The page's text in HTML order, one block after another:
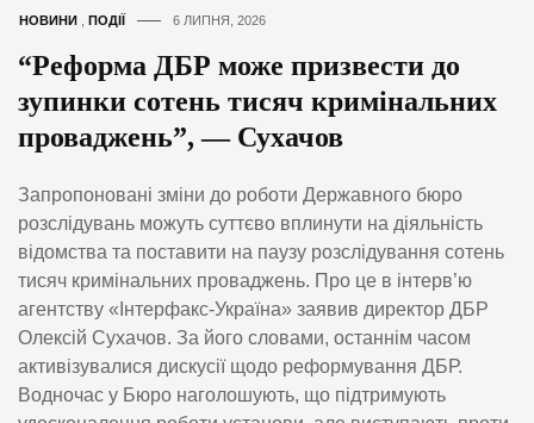
НОВИНИ ПОДІЇ 6 ЛИПНЯ, 2026
“Реформа ДБР може призвести до
зупинки сотень тисяч кримінальних
проваджень”, — Сухачов
Запропоновані зміни до роботи Державного бюро
розслідувань можуть суттєво вплинути на діяльність
відомства та поставити на паузу розслідування сотень
тисяч кримінальних проваджень. Про це в інтерв’ю
агентству «Інтерфакс-Україна» заявив директор ДБР
Олексій Сухачов. За його словами, останнім часом
активізувалися дискусії щодо реформування ДБР.
Водночас у Бюро наголошують, що підтримують